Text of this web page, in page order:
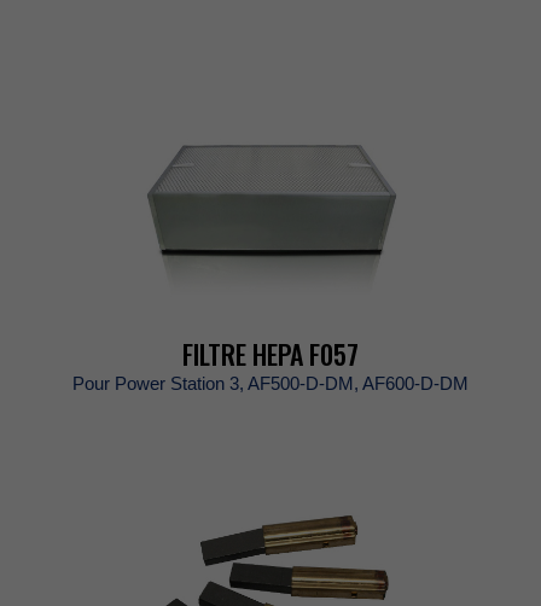
FILTREHEPAF057
PourPowerStation3,AF500-D-DM,AF600-D-DM